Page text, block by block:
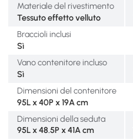
Materiale del rivestimento
Tessuto effetto velluto
Braccioli inclusi
Sì
Vano contenitore incluso
Sì
Dimensioni del contenitore
95L x 40P x 19A cm
Dimensioni della seduta
95L x 48.5P x 41A cm